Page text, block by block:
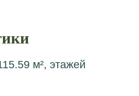
м², этажей